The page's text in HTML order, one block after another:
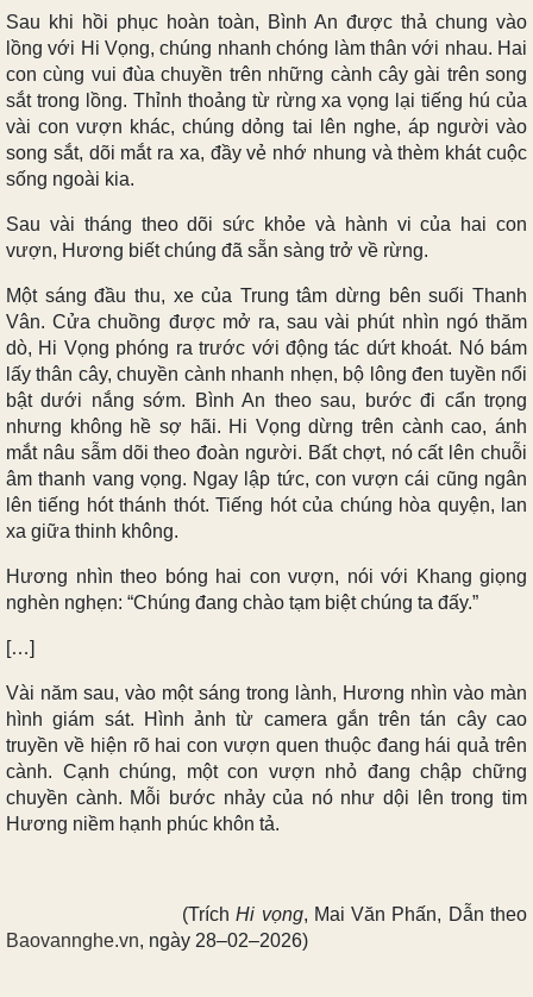
Sau khi hồi phục hoàn toàn, Bình An được thả chung vào
lồng với Hi Vọng, chúng nhanh chóng làm thân với nhau. Hai
con cùng vui đùa chuyền trên những cành cây gài trên song
sắt trong lồng. Thỉnh thoảng từ rừng xa vọng lại tiếng hú của
vài con vượn khác, chúng dỏng tai lên nghe, áp người vào
song sắt, dõi mắt ra xa, đầy vẻ nhớ nhung và thèm khát cuộc
sống ngoài kia.
Sau vài tháng theo dõi sức khỏe và hành vi của hai con
vượn, Hương biết chúng đã sẵn sàng trở về rừng.
Một sáng đầu thu, xe của Trung tâm dừng bên suối Thanh
Vân. Cửa chuồng được mở ra, sau vài phút nhìn ngó thăm
dò, Hi Vọng phóng ra trước với động tác dứt khoát. Nó bám
lấy thân cây, chuyền cành nhanh nhẹn, bộ lông đen tuyền nổi
bật dưới nắng sớm. Bình An theo sau, bước đi cẩn trọng
nhưng không hề sợ hãi. Hi Vọng dừng trên cành cao, ánh
mắt nâu sẫm dõi theo đoàn người. Bất chợt, nó cất lên chuỗi
âm thanh vang vọng. Ngay lập tức, con vượn cái cũng ngân
lên tiếng hót thánh thót. Tiếng hót của chúng hòa quyện, lan
xa giữa thinh không.
Hương nhìn theo bóng hai con vượn, nói với Khang giọng
nghèn nghẹn: “Chúng đang chào tạm biệt chúng ta đấy.”
[…]
Vài năm sau, vào một sáng trong lành, Hương nhìn vào màn
hình giám sát. Hình ảnh từ camera gắn trên tán cây cao
truyền về hiện rõ hai con vượn quen thuộc đang hái quả trên
cành. Cạnh chúng, một con vượn nhỏ đang chập chững
chuyền cành. Mỗi bước nhảy của nó như dội lên trong tim
Hương niềm hạnh phúc khôn tả.
(TríchHi vọng, Mai Văn Phấn, Dẫn theo
Baovannghe.vn, ngày 28–02–2026)